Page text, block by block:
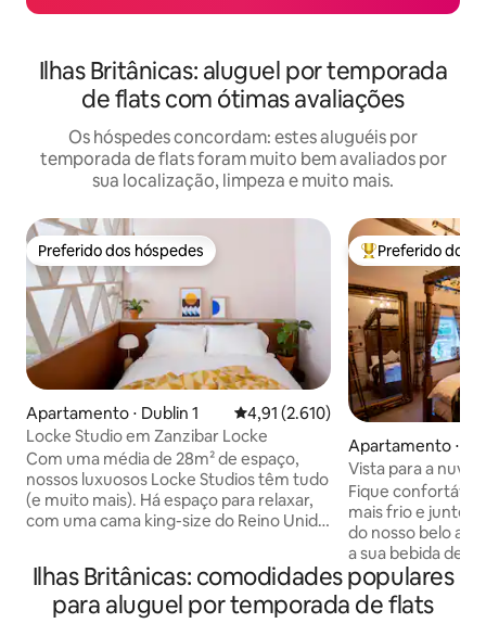
Ilhas Britânicas: aluguel por temporada
de flats com ótimas avaliações
Os hóspedes concordam: estes aluguéis por
temporada de flats foram muito bem avaliados por
sua localização, limpeza e muito mais.
Preferido dos hóspedes
Preferido dos hóspedes
Apartamento ⋅ Dublin 1 4,91 de uma avaliação média de
4,91 (2.610)
Locke Studio em Zanzibar Locke
Com uma média de 28m² de espaço,
nossos luxuosos Locke Studios têm tudo
(e muito mais). Há espaço para relaxar,
com uma cama king-size do Reino Unido
único. Espaço para viver, com uma
cozinha totalmente equipada, incluindo
uma mesa de jantar, máquina de
lavar/secar, máquina de lavar louça e
Entre os
Preferido dos
Apartamento ⋅
h
Vista para a
Fique
mais frio e junte-
do nosso belo
a sua bebida de
frente ao nosso
Cloud View at
no coração de
Ilhas Britânicas: comodidades populares
para aluguel por temporada de flats